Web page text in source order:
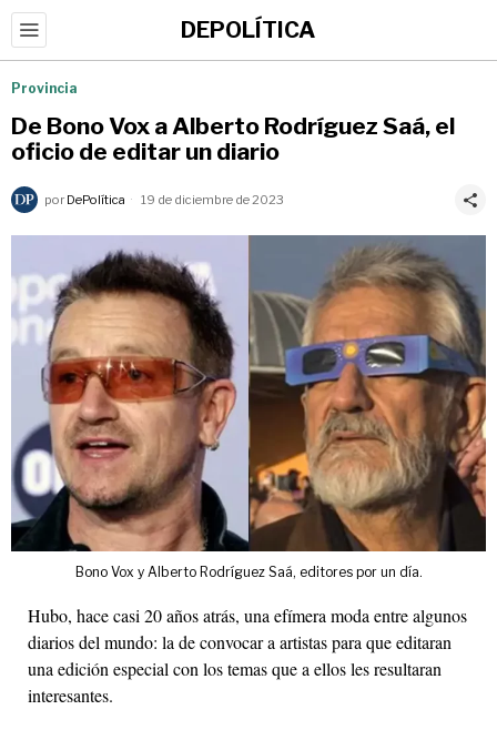
DEPOLÍTICA
Provincia
De Bono Vox a Alberto Rodríguez Saá, el
oficio de editar un diario
por DePolítica 19 de diciembre de 2023
Bono Vox y Alberto Rodríguez Saá, editores por un día.
Hubo, hace casi 20 años atrás, una efímera moda entre algunos
diarios del mundo: la de convocar a artistas para que editaran
una edición especial con los temas que a ellos les resultaran
interesantes.